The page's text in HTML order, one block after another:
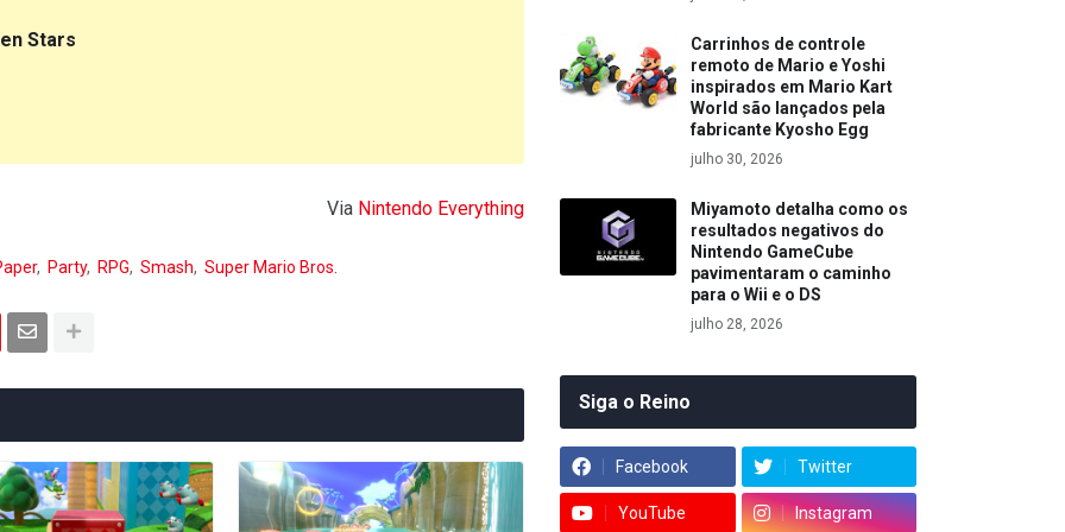
Stars
Via Nintendo Everything
Party RPG Smash Super Mario Bros.
Carrinhos de controle
remoto de Mario e Yoshi
inspirados em Mario Kart
World são lançados pela
fabricante Kyosho Egg
julho 30, 2026
Miyamoto detalha como os
resultados negativos do
Nintendo GameCube
pavimentaram o caminho
para o Wii e o DS
julho 28, 2026
Siga o Reino
Facebook Twitter
YouTube Instagram